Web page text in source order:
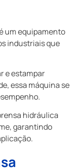
um equipamento
industriais que
e estampar
essa máquina se
hidráulica
garantindo